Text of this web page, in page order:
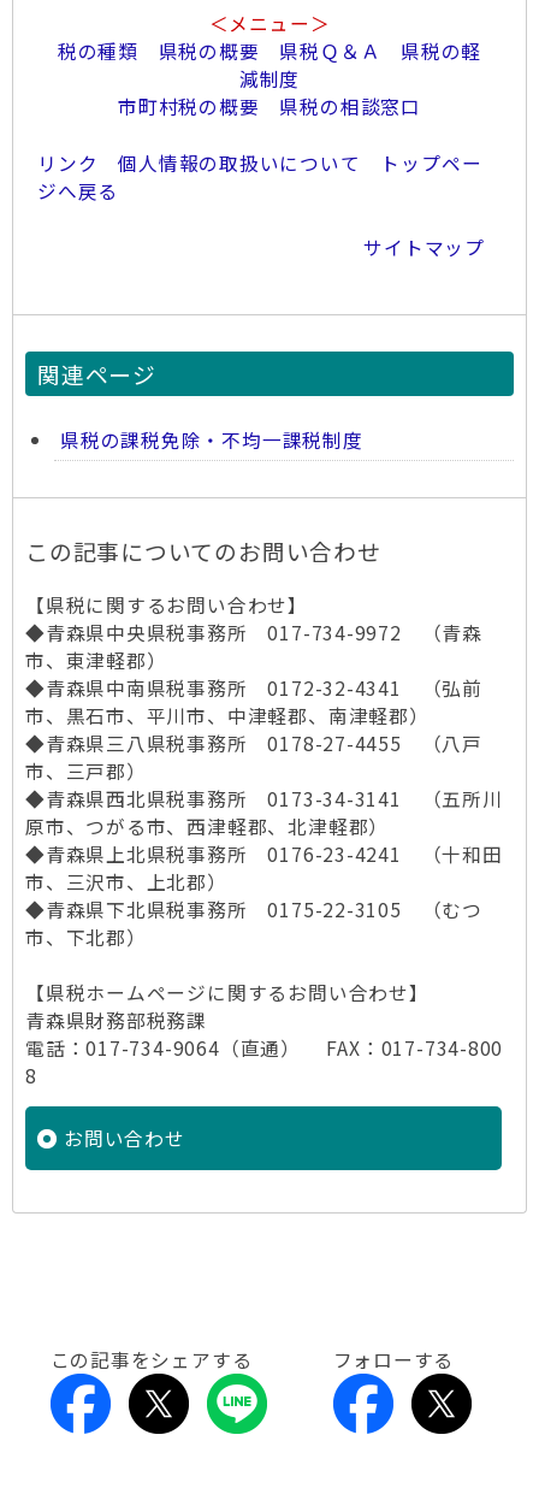
＜メニュー＞
税の種類
県税の概要 県税Ｑ＆Ａ
県税の軽
減制度
市町村税の概要
県税の相談窓口
リンク 個人情報の取扱いについて
トップペー
ジへ戻る
サイトマップ
関連ページ
県税の課税免除・不均一課税制度
この記事についてのお問い合わせ
【県税に関するお問い合わせ】
◆青森県中央県税事務所 017-734-9972 （青森
市、東津軽郡）
◆青森県中南県税事務所 0172-32-4341 （弘前
市、黒石市、平川市、中津軽郡、南津軽郡）
◆青森県三八県税事務所 0178-27-4455 （八戸
市、三戸郡）
◆青森県西北県税事務所 0173-34-3141 （五所川
原市、つがる市、西津軽郡、北津軽郡）
◆青森県上北県税事務所 0176-23-4241 （十和田
市、三沢市、上北郡）
◆青森県下北県税事務所 0175-22-3105 （むつ
市、下北郡）
【県税ホームページに関するお問い合わせ】
青森県財務部税務課
電話：017-734-9064（直通） FAX：017-734-800
8
お問い合わせ
この記事をシェアする フォローする